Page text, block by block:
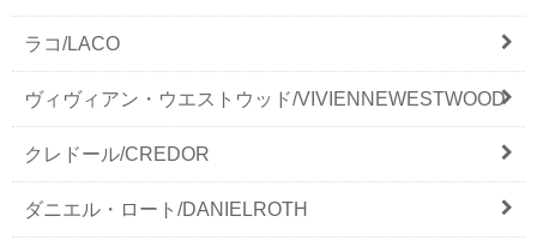
ラコ/LACO
ヴィヴィアン・ウエストウッド/VIVIENNEWESTWOOD
クレドール/CREDOR
ダニエル・ロート/DANIELROTH